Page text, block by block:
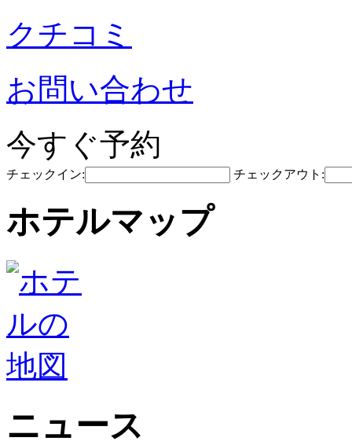
クチコミ
お問い合わせ
今すぐ予約
チェックイン: チェックアウト:
ホテルマップ
ニュース